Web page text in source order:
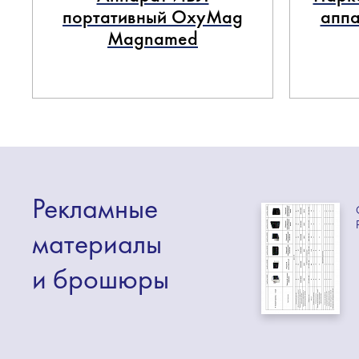
портативный OxyMag
Magnamed
Рекламные
материалы
и брошюры